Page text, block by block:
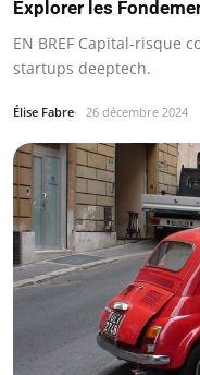
Explorer les
EN BREF Capital-risque
startups deeptech.
Élise Fabre 26 décembre 2024